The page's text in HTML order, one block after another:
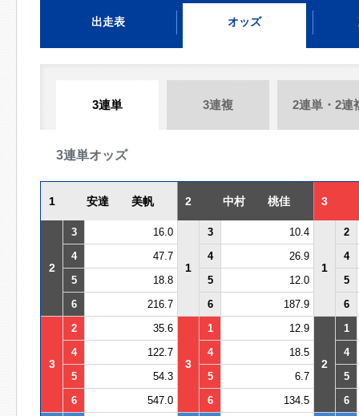
出走表 オッズ
3連単 3連複 2連単・2連
3連単オッズ
1 安達 美帆 2 中村 桃佳 3
2
3 16.0
1
3 10.4
1
2
4
47.7 4 26.9
4
5
18.8 5 12.0
5
6
216.7 6 187.9 6
3
2 35.6
3
1 12.9
2
1
4
122.7 4 18.5
4
5
54.3 5 6.7
5
6
547.0 6 134.5 6